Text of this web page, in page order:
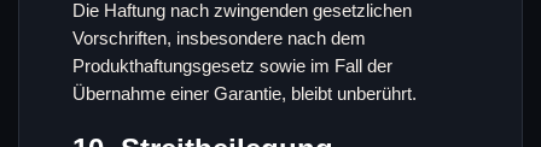
Die Haftung nach zwingenden gesetzlichen
Vorschriften, insbesondere nach dem
Produkthaftungsgesetz sowie im Fall der
Übernahme einer Garantie, bleibt unberührt.